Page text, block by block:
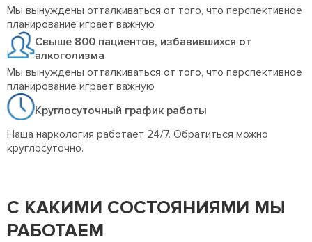
Мы вынуждены отталкиваться от того, что перспективное
планирование играет важную
Свыше 800 пациентов, избавившихся от
алкоголизма
Мы вынуждены отталкиваться от того, что перспективное
планирование играет важную
Круглосуточный график работы
Наша наркология работает 24/7. Обратиться можно
круглосуточно.
С КАКИМИ СОСТОЯНИЯМИ МЫ
РАБОТАЕМ